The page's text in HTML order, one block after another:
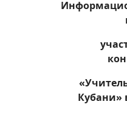
Кубани»